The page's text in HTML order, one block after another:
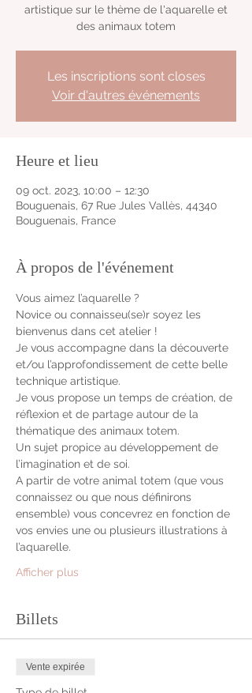
artistique sur le thème de l'aquarelle et
des animaux totem
Les inscriptions sont closes
Voir d'autres événements
Heure et lieu
09 oct. 2023, 10:00 – 12:30
Bouguenais, 67 Rue Jules Vallès, 44340
Bouguenais, France
À propos de l'événement
Vous aimez l’aquarelle ?
Novice ou connaisseu(se)r soyez les
bienvenus dans cet atelier !
Je vous accompagne dans la découverte
et/ou l’approfondissement de cette belle
technique artistique.
Je vous propose un temps de création, de
réflexion et de partage autour de la
thématique des animaux totem.
Un sujet propice au développement de
l’imagination et de soi.
A partir de votre animal totem (que vous
connaissez ou que nous définirons
ensemble) vous concevrez en fonction de
vos envies une ou plusieurs illustrations à
l’aquarelle.
Afficher plus
Billets
Vente expirée